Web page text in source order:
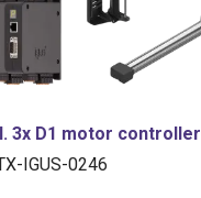
3x D1 motor controller
IGUS-0246